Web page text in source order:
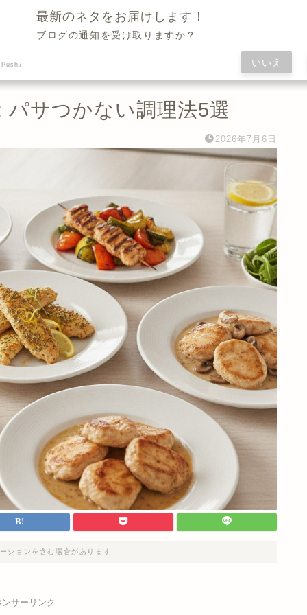
サつかない調理法5選
2026年7月6日
ションを含む場合があります
サーリンク
最新のネタをお届けします！
ブログの通知を受け取りますか？
いいえ